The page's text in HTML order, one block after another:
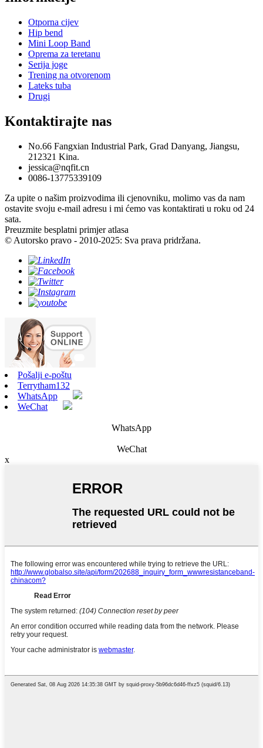
Otporna cijev
Hip bend
Mini Loop Band
Oprema za teretanu
Serija joge
Trening na otvorenom
Lateks tuba
Drugi
Kontaktirajte nas
No.66 Fangxian Industrial Park, Grad Danyang, Jiangsu,
212321 Kina.
jessica@nqfit.cn
0086-13775339109
Za upite o našim proizvodima ili cjenovniku, molimo vas da nam
ostavite svoju e-mail adresu i mi ćemo vas kontaktirati u roku od 24
sata.
Preuzmite besplatni primjer atlasa
© Autorsko pravo - 2010-2025: Sva prava pridržana.
Pošalji e-poštu
Terrytham132
WhatsApp
WeChat
WhatsApp
WeChat
x